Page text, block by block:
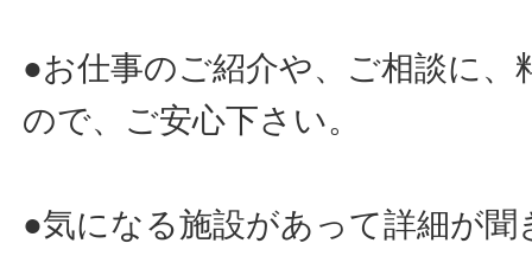
●お仕事のご紹介や、ご相談に
ので、ご安心下さい。
●気になる施設があって詳細が